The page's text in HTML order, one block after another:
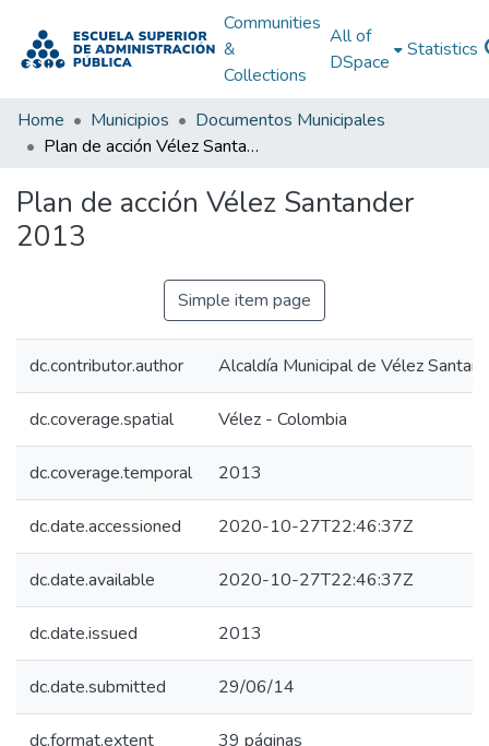
Communities
&
Collections
All of
DSpace
Statistics
Home Municipios
Documentos Municipales
Plan de acción Vélez Santander 2013
Plan de acción Vélez Santander
2013
Simple item page
dc.contributor.author Alcaldía Municipal de Vélez
dc.coverage.spatial Vélez - Colombia
dc.coverage.temporal 2013
dc.date.accessioned 2020-10-27T22:46:37Z
dc.date.available 2020-10-27T22:46:37Z
dc.date.issued 2013
dc.date.submitted 29/06/14
dc.format.extent 39 páginas